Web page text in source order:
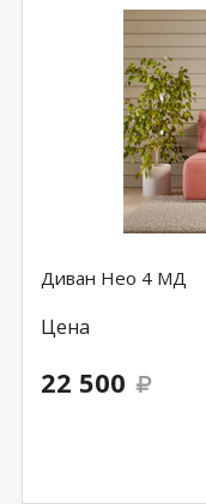
Диван Нео 4 МД
Цена
22 500